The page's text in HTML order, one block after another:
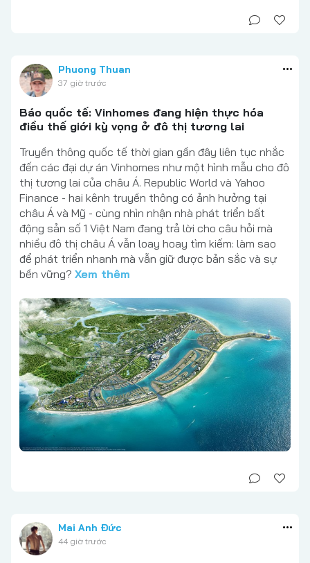
Phuong Thuan
37 giờ trước
Báo quốc tế: Vinhomes đang hiện thực hóa
điều thế giới kỳ vọng ở đô thị tương lai
Truyền thông quốc tế thời gian gần đây liên tục nhắc
đến các đại dự án Vinhomes như một hình mẫu cho đô
thị tương lai của châu Á. Republic World và Yahoo
Finance - hai kênh truyền thông có ảnh hưởng tại
châu Á và Mỹ - cùng nhìn nhận nhà phát triển bất
động sản số 1 Việt Nam đang trả lời cho câu hỏi mà
nhiều đô thị châu Á vẫn loay hoay tìm kiếm: làm sao
để phát triển nhanh mà vẫn giữ được bản sắc và sự
bền vững? Xem thêm
Mai Anh Đức
44 giờ trước